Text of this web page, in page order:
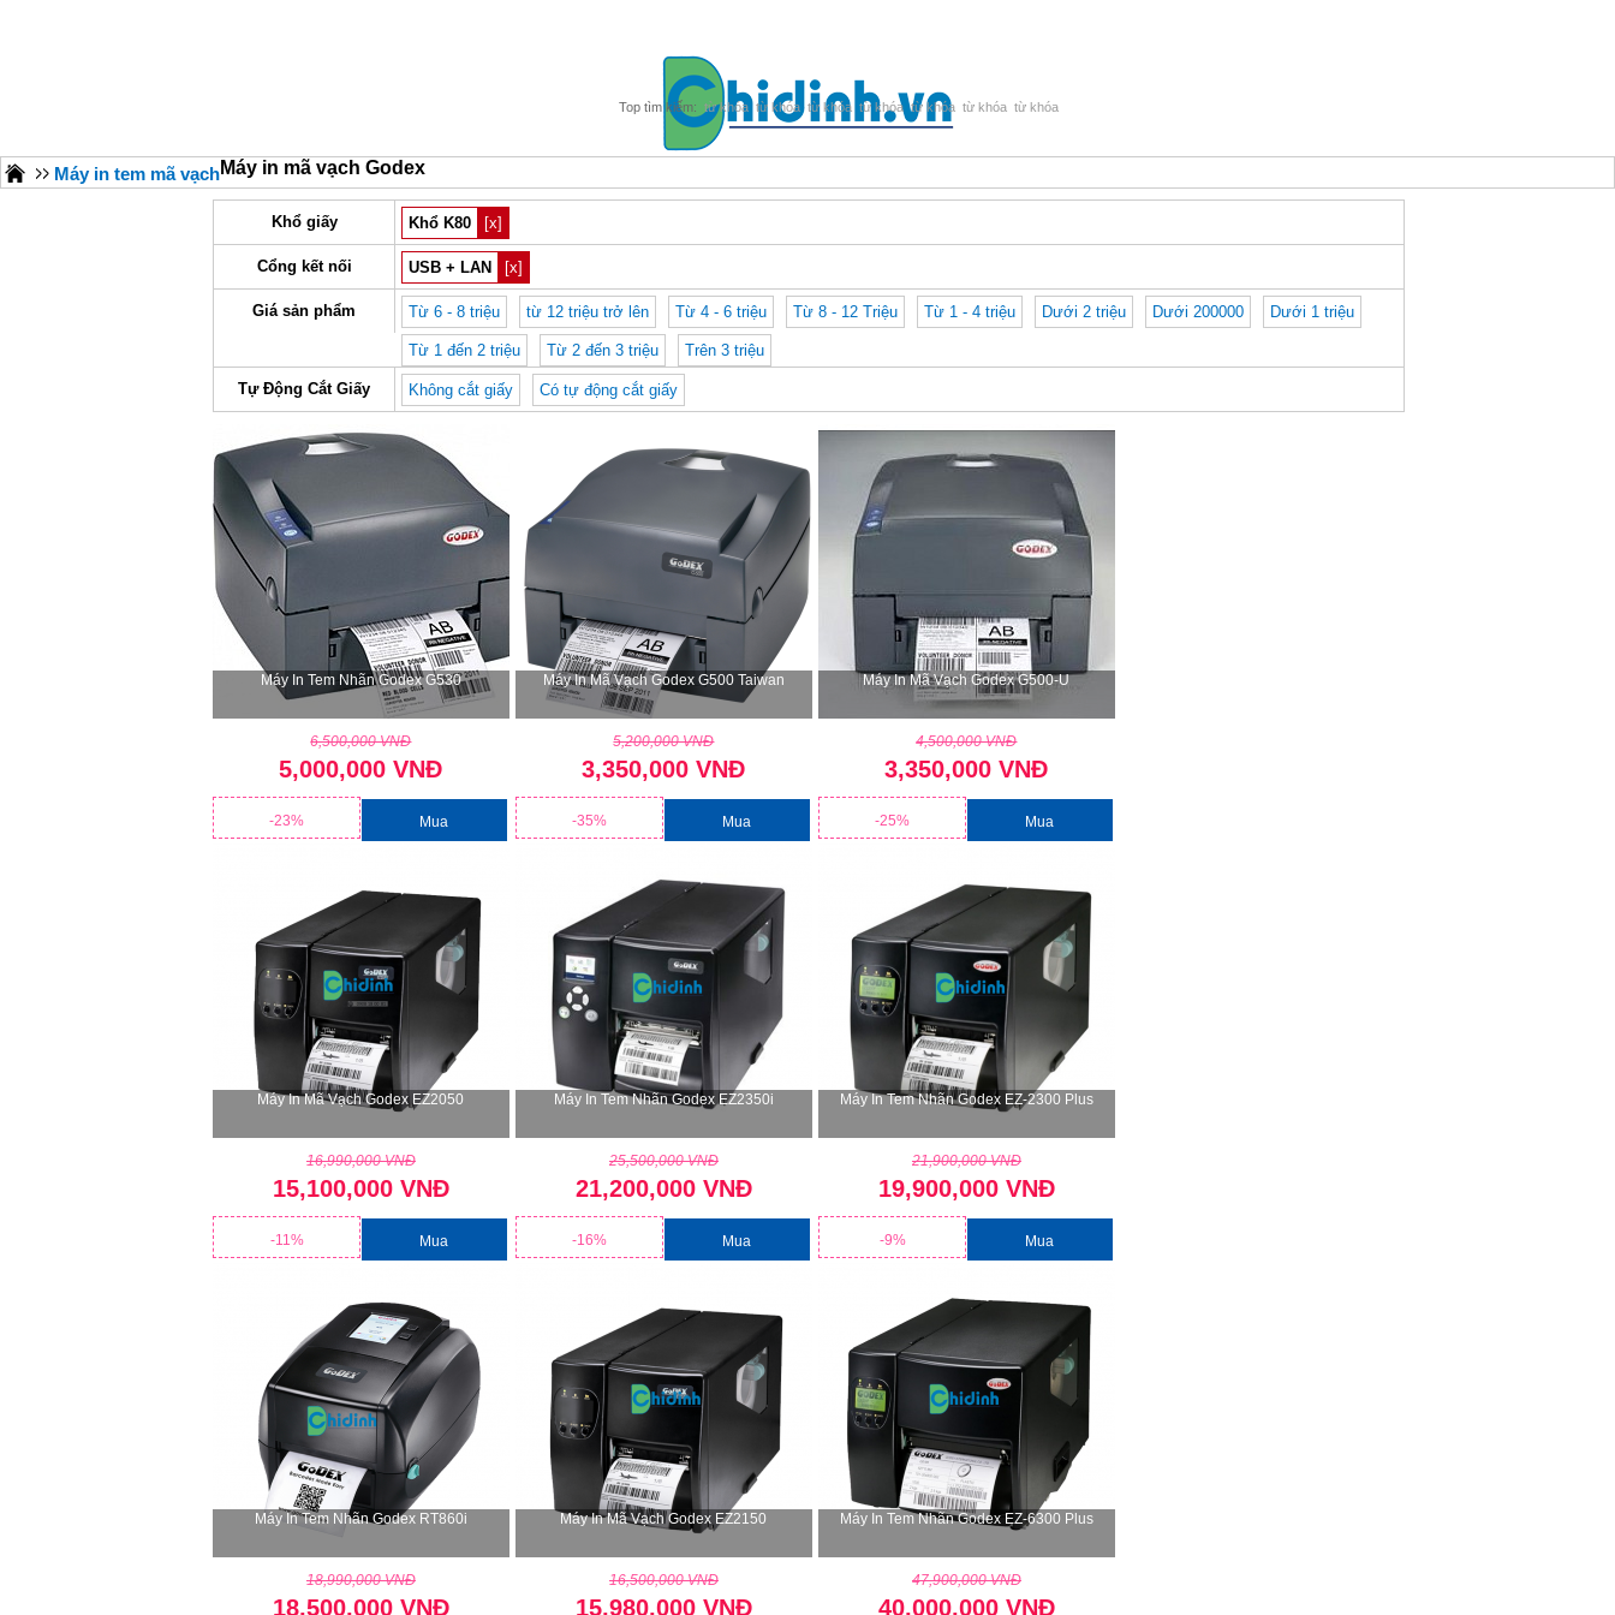
từ khóa từ khóa từ khóa từ khóa từ khóa từ khóa từ khóa
Máy in tem mã vạchMáy in mã vạch Godex
Khổ giấy Khổ K80 [x]
Cổng kết nối USB + LAN [x]
Giá sản phẩm Từ 6 - 8 triệu từ 12 triệu trở lên Từ 4 - 6 triệu Từ 8 - 12 Triệu Từ 1 - 4 triệu Dưới 2 triệu Dưới 200000 Dưới 1 triệu
Từ 1 đến 2 triệu Từ 2 đến 3 triệu Trên 3 triệu
Tự Động Cắt Giấy Không cắt giấy Có tự động cắt giấy
Máy In Tem Nhãn Godex G530
6,500,000 VNĐ
5,000,000 VNĐ
-23% Mua
Máy In Mã Vạch Godex G500 Taiwan
5,200,000 VNĐ
3,350,000 VNĐ
-35% Mua
Máy In Mã Vạch Godex G500-U
4,500,000 VNĐ
3,350,000 VNĐ
-25% Mua
Máy In Mã Vạch Godex EZ2050
16,990,000 VNĐ
15,100,000 VNĐ
-11% Mua
Máy In Tem Nhãn Godex EZ2350i
25,500,000 VNĐ
21,200,000 VNĐ
-16% Mua
Máy In Tem Nhãn Godex EZ-2300 Plus
21,900,000 VNĐ
19,900,000 VNĐ
-9% Mua
Máy In Tem Nhãn Godex RT860i
18,990,000 VNĐ
18,500,000 VNĐ
Máy In Mã Vạch Godex EZ2150
16,500,000 VNĐ
15,980,000 VNĐ
Máy In Tem Nhãn Godex EZ-6300 Plus
47,900,000 VNĐ
40,000,000 VNĐ